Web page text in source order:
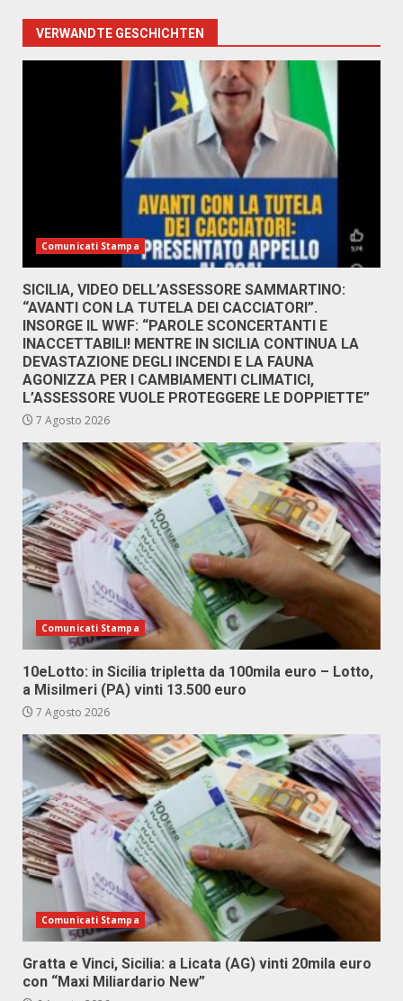
VERWANDTE GESCHICHTEN
Comunicati Stampa
SICILIA, VIDEO DELL’ASSESSORE SAMMARTINO:
“AVANTI CON LA TUTELA DEI CACCIATORI”.
INSORGE IL WWF: “PAROLE SCONCERTANTI E
INACCETTABILI! MENTRE IN SICILIA CONTINUA LA
DEVASTAZIONE DEGLI INCENDI E LA FAUNA
AGONIZZA PER I CAMBIAMENTI CLIMATICI,
L’ASSESSORE VUOLE PROTEGGERE LE DOPPIETTE”
7 Agosto 2026
Comunicati Stampa
10eLotto: in Sicilia tripletta da 100mila euro – Lotto,
a Misilmeri (PA) vinti 13.500 euro
7 Agosto 2026
Comunicati Stampa
Gratta e Vinci, Sicilia: a Licata (AG) vinti 20mila euro
con “Maxi Miliardario New”